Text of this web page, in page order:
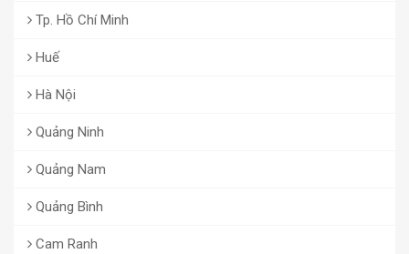
Tp. Hồ Chí Minh
Huế
Hà Nội
Quảng Ninh
Quảng Nam
Quảng Bình
Cam Ranh